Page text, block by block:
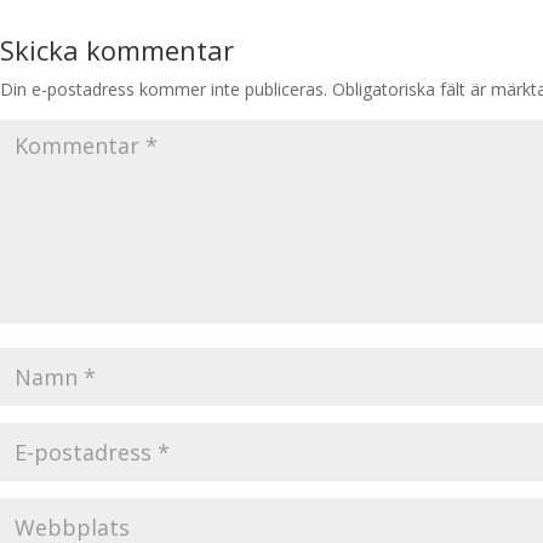
Skicka kommentar
Din e-postadress kommer inte publiceras. Obligatoriska fält är